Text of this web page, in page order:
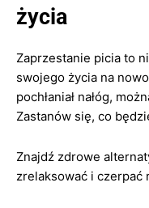
życia
Zaprzestanie picia to
swojego życia na
pochłaniał nałóg,
Zastanów się, co
Znajdź zdrowe
zrelaksować i czerpać